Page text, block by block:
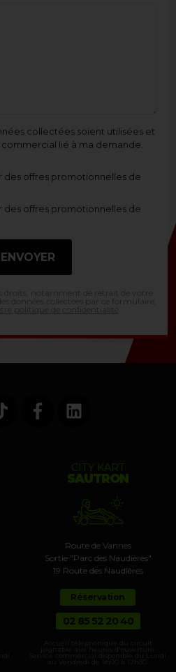
collectées soient utilisées et
lié à ma demande.
offres promotionnelles de
offres promotionnelles de
ENVOYER
droits, notamment de retrait de votre
données collectées par ce formulaire,
politique de confidentialité
CITY KART
SAUTRON
Route de Vannes
Sortie "Parc des Naudières"
19 Route des Naudières
Réservation
02 85 52 20 40
Accueil téléphonique du circuit
joignable aux heures d'ouverture.
Service commercial disponible du Lundi
au Vendredi de 9h00 à 12h30.